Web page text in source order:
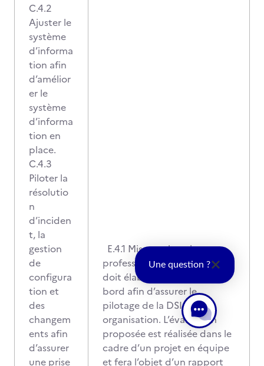
C.4.2
Ajuster le
système
d’informa
tion afin
d’amélior
er le
système
d’informa
tion en
place.
C.4.3
Piloter la
résolutio
n
d’inciden
t, la
gestion
de
configura
tion et
des
changem
ents afin
d’assurer
une prise
E.4.1 Mise en situation
professionnelle : Le candidat
doit élaborer un tableau de
bord afin d’assurer le
pilotage de la DSI d’une
organisation. L’évaluation
proposée est réalisée dans le
cadre d’un projet en équipe
et fera l’objet d’un rapport
Une question ?